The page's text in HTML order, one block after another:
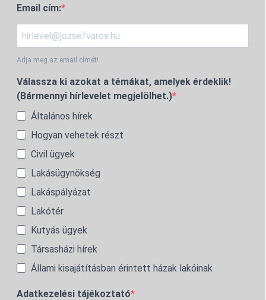
Email cím:
Adja meg az email címét!
Válassza ki azokat a témákat, amelyek érdeklik!
(Bármennyi hírlevelet megjelölhet.)
Általános hírek
Hogyan vehetek részt
Civil ügyek
Lakásügynökség
Lakáspályázat
Lakótér
Kutyás ügyek
Társasházi hírek
Állami kisajátításban érintett házak lakóinak
Adatkezelési tájékoztató